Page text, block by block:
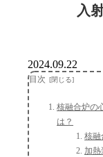
入
2024.09.22
目次
核融合炉の
は？
核融
加